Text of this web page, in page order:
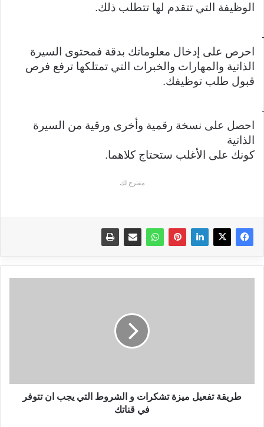
الوظيفة التي تتقدم لها تتطلب ذلك.
احرص على إدخال معلوماتك بدقة فمحتوى السيرة
الذاتية والمهارات والخبرات التي تمتلكها ترفع فرص
قبول طلب توظيفك.
احصل على نسخة رقمية وأخرى ورقية من السيرة
الذاتية
كونك على الأغلب ستحتاج كلاهما.
مقترح لك
ان
تتوفرطريقة تفعيل ميزة تشكرات و الشروط التي يجب ان تتوفر
في قناتك